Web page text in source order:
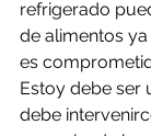
refrigerado
de alimentos
es
Estoy debe ser
debe